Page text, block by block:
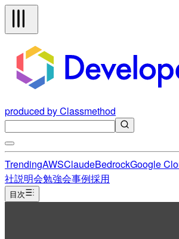
produced by Classmethod
TrendingAWSClaudeBedrockGoogle
社説明会勉強会事例採用
目次